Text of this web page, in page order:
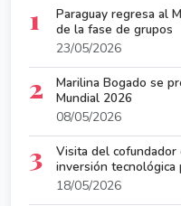
1
Paraguay regresa al
de la fase de grupos
23/05/2026
2
Marilina Bogado se
Mundial 2026
08/05/2026
3
Visita del cofundador
inversión tecnológica
18/05/2026